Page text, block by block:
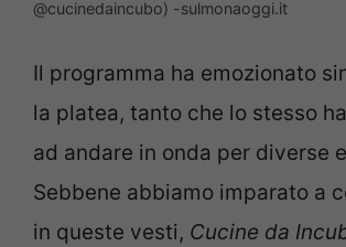
@cucinedaincubo) -sulmonaoggi.it
Il programma ha emozionato
la platea, tanto che lo stesso
ad andare in onda per diverse
Sebbene abbiamo imparato a
in queste vesti, Cucine da